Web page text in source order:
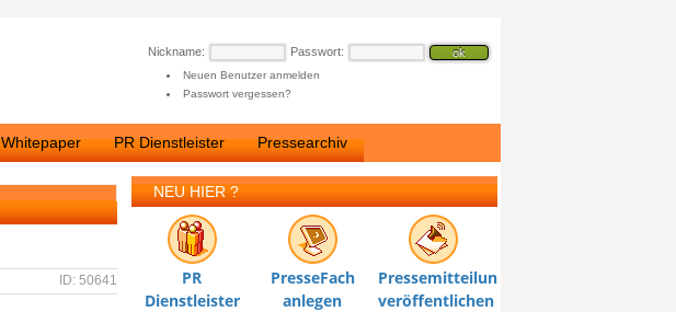
Nickname: Passwort:
Neuen Benutzer anmelden
Passwort vergessen?
Whitepaper PR Dienstleister Pressearchiv
ID: 50641
NEU HIER ?
PR
Dienstleister
PresseFach
anlegen
Pressemitteilung
veröffentlichen